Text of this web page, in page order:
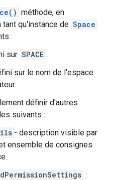
méthode, en
tant qu'instance de Space
:
sur SPACE .
sur le nom de l'espace
définir d'autres
suivants :
- description visible par
ensemble de consignes
: